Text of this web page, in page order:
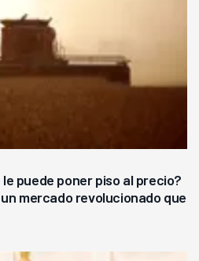
puede poner piso al precio?
mercado revolucionado que